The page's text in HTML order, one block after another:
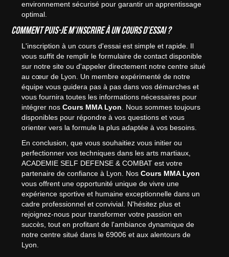
environnement sécurisé pour garantir un apprentissage
optimal.
Comment puis-je m'inscrire à un cours d'essai ?
L'inscription à un cours d'essai est simple et rapide. Il
vous suffit de remplir le formulaire de contact disponible
sur notre site ou d'appeler directement notre centre situé
au cœur de Lyon. Un membre expérimenté de notre
équipe vous guidera pas à pas dans vos démarches et
vous fournira toutes les informations nécessaires pour
intégrer nosCours MMA Lyon. Nous sommes toujours
disponibles pour répondre à vos questions et vous
orienter vers la formule la plus adaptée à vos besoins.
En conclusion, que vous souhaitiez vous initier ou
perfectionner vos techniques dans les arts martiaux,
ACADEMIE SELF DEFENSE & COMBAT est votre
partenaire de confiance à Lyon. NosCours MMA Lyon
vous offrent une opportunité unique de vivre une
expérience sportive et humaine exceptionnelle dans un
cadre professionnel et convivial. N'hésitez plus et
rejoignez-nous pour transformer votre passion en
succès, tout en profitant de l'ambiance dynamique de
notre centre situé dans le 69006 et aux alentours de
Lyon.